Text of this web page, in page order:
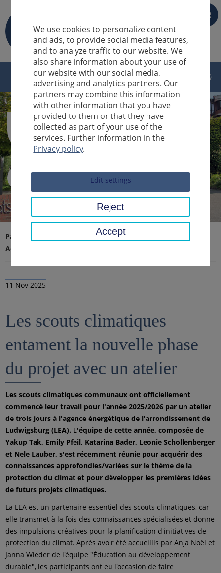
FR
Sucheingabe
Page d'accueil
Conseil régional, district
Actualités
11 Nov 2025
Les scouts climatiques
entament la nouvelle phase
du projet avec un atelier
Les scouts climatiques communaux ont officiellement
commencé leur travail pour l'année 2025/2026 par un atelier
de trois jours à l'agence énergétique de l'arrondissement de
Ludwigsburg (LEA). L'équipe de cette année, composée de
Yakup Tak, Emily Pfeil, Katarina Bader, Leonie Schollenberger
et Nele Lauber, s'est récemment réunie pour acquérir des
connaissances approfondies/variées sur le thème de la
protection du climat et pour développer les premières idées
de futurs projets climatiques.
La LEA est un partenaire essentiel des scouts climatiques, car
elle transmet à la fois des connaissances spécialisées et donne
des impulsions créatives pour la planification d'initiatives de
protection du climat. Après avoir été accueillis par Anja Noël et
Janna Wieder de l'équipe "Éducation au développement
durable", les participants ont eu l'occasion de faire
We use cookies to personalize content
and ads, to provide social media features,
and to analyze traffic to our website. We
also share information about your use of
our website with our social media,
advertising and analytics partners. Our
partners may combine this information
with other information that you have
provided to them or that they have
collected as part of your use of the
services. Further information in the
Privacy policy.
Edit settings
Reject
Accept